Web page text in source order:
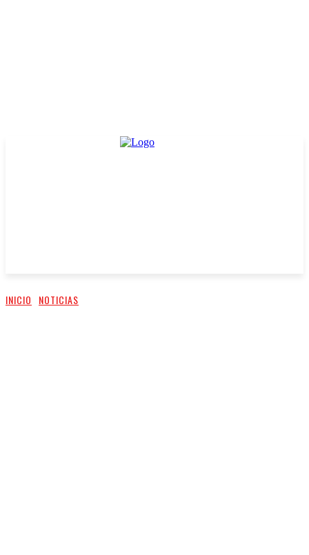
INICIO NOTICIAS